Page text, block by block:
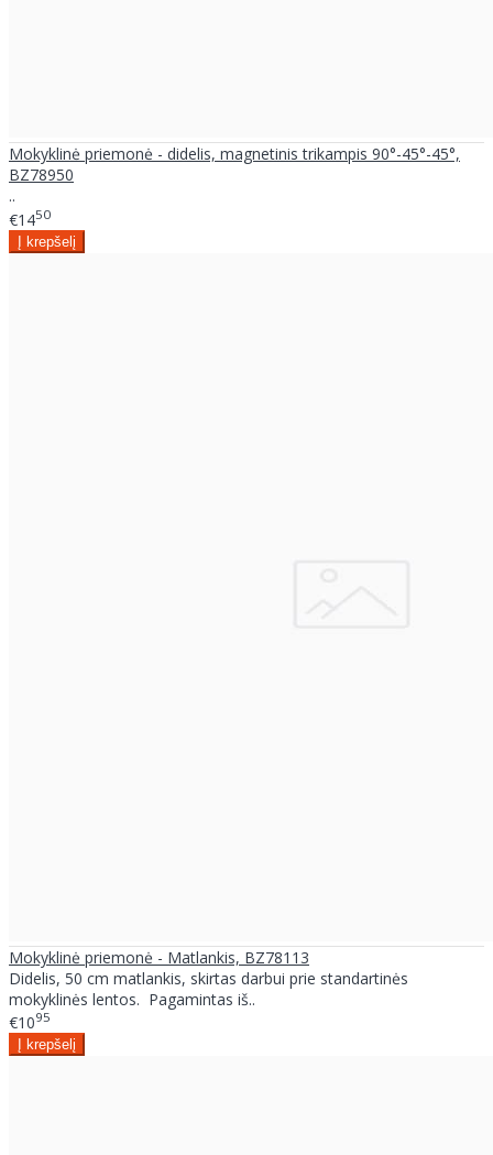
Mokyklinė priemonė - didelis, magnetinis trikampis 90°-45°-45°,
BZ78950
..
€1450
Mokyklinė priemonė - Matlankis, BZ78113
Didelis, 50 cm matlankis, skirtas darbui prie standartinės
mokyklinės lentos. Pagamintas iš..
€1095